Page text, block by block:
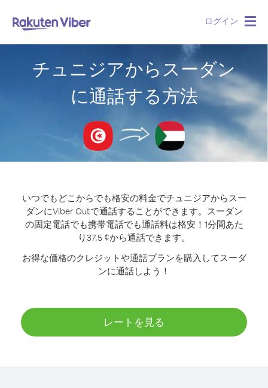
ログイン
チュニジアからスーダン
に通話する方法
いつでもどこからでも格安の料金でチュニジアからスー
ダンにViber Outで通話することができます。 スーダン
の固定電話でも携帯電話でも通話料は格安！1分間あた
り37.5 ¢から通話できます。
お得な価格のクレジットや通話プランを購入してスーダ
ンに通話しよう！
レートを見る